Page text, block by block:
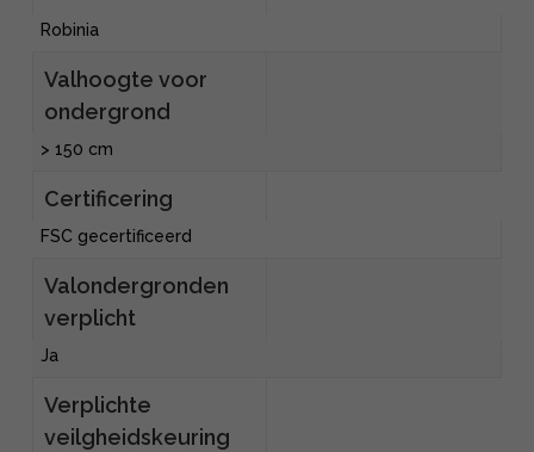
Robinia
Valhoogte voor
ondergrond
> 150 cm
Certificering
FSC gecertificeerd
Valondergronden
verplicht
Ja
Verplichte
veilgheidskeuring